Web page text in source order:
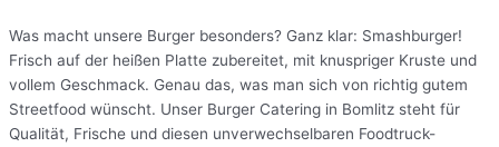
Was macht unsere Burger besonders? Ganz klar: Smashburger!
Frisch auf der heißen Platte zubereitet, mit knuspriger Kruste und
vollem Geschmack. Genau das, was man sich von richtig gutem
Streetfood wünscht. Unser Burger Catering in Bomlitz steht für
Qualität, Frische und diesen unverwechselbaren Foodtruck-